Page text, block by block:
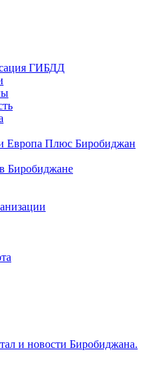
ГИБДД
Европа Плюс Биробиджан
Биробиджане